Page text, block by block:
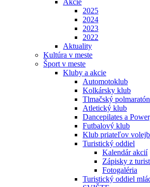
Akcie
2025
2024
2023
2022
Aktuality
Kultúra v meste
Šport v meste
Kluby a akcie
Automotoklub
Kolkársky klub
Tlmačský polmaratón
Atletický klub
Dancepilates a
Futbalový klub
Klub priateľov
Turistický oddiel
Kalendár akcií
Zápisky z
Fotogaléria
Turistický oddiel